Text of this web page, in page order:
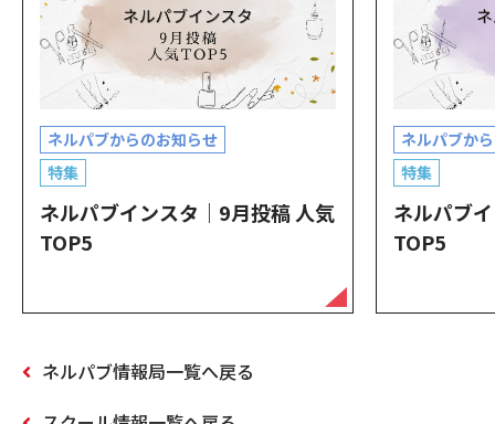
ネルパブからのお知らせ
特集
ネルパブインスタ｜9月投稿 人気
TOP5
ネルパブか
特集
ネルパブ
TOP5
ネルパブ情報局一覧へ戻る